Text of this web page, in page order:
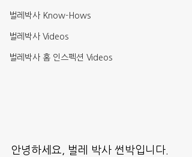
벌레박사 Know-Hows
벌레박사 Videos
벌레박사 홈 인스펙션 Videos
안녕하세요, 벌레 박사 썬박입니다.